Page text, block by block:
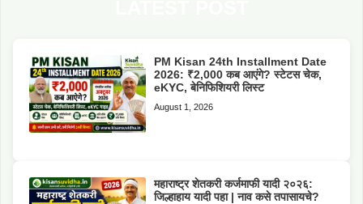
PM Kisan 24th Installment Date
2026: ₹2,000 कब आएंगे? स्टेटस चेक,
eKYC, बेनिफिशियरी लिस्ट
August 1, 2026
महाराष्ट्र शेतकरी कर्जमाफी यादी २०२६:
जिल्हाहाय यादी पहा | नाव कसे तपासायचे?